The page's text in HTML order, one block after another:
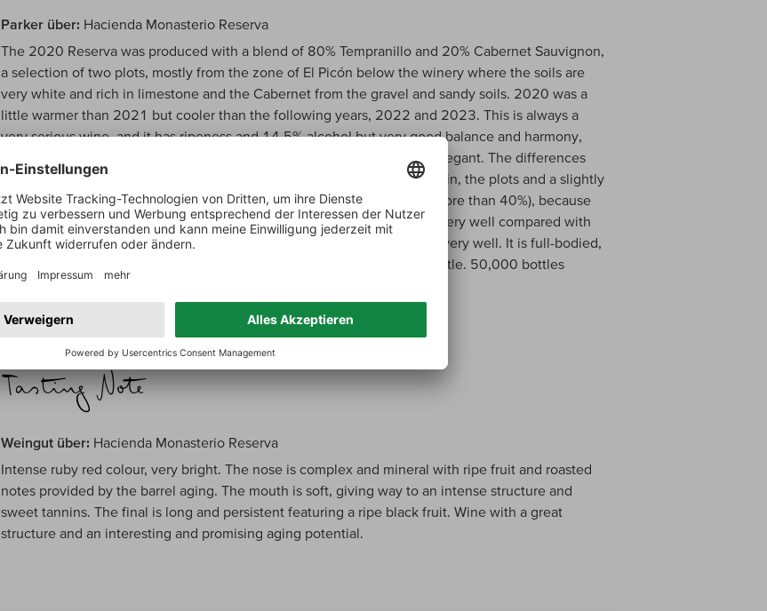
Parker über: Hacienda Monasterio Reserva
The 2020 Reserva was produced with a blend of 80% Tempranillo and 20% Cabernet Sauvignon,
a selection of two plots, mostly from the zone of El Picón below the winery where the soils are
very white and rich in limestone and the Cabernet from the gravel and sandy soils. 2020 was a
little warmer than 2021 but cooler than the following years, 2022 and 2023. This is always a
very serious wine, and it has ripeness and 14.5% alcohol but very good balance and harmony,
with enough freshness and acidity to come through as a powerful but elegant. The differences
between this and the regular Hacienda Monasterio are basically the origin, the plots and a slightly
higher percentage of Cabernet and perhaps a little more new oak (no more than 40%), because
the Cabernet Sauvignon from Hacienda Monasterio takes the new oak very well compared with
Tempranillo, because the grape ripens very well and integrates the oak very well. It is full-bodied,
powerful and elegant, with stuffing and balance to develop nicely in bottle. 50,000 bottles
produced. It was bottled in July 2023.
Weingut über: Hacienda Monasterio Reserva
Intense ruby red colour, very bright. The nose is complex and mineral with ripe fruit and roasted
notes provided by the barrel aging. The mouth is soft, giving way to an intense structure and
sweet tannins. The final is long and persistent featuring a ripe black fruit. Wine with a great
structure and an interesting and promising aging potential.